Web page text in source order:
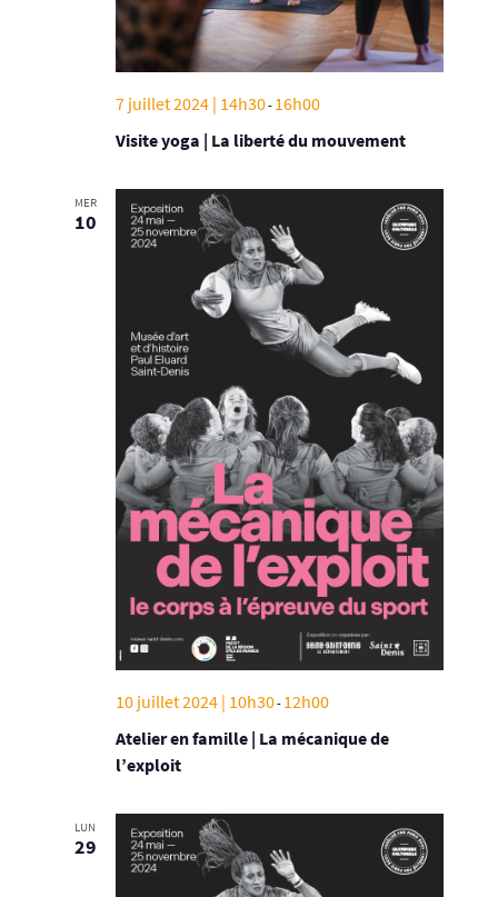
Visite yoga | La liberté du mouvement
7 juillet 2024 | 14h30- 16h00
MER
10
Atelier en famille | La mécanique de
l’exploit
10 juillet 2024 | 10h30- 12h00
LUN
29